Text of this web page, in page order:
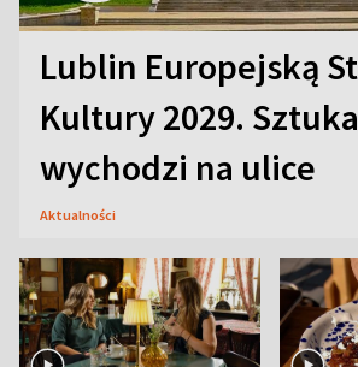
Lublin Europejską
Kultury 2029. Sztuka
wychodzi na ulice
Aktualności